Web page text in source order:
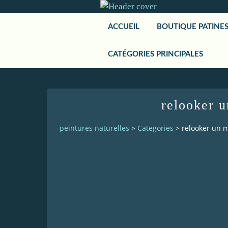
ACCUEIL BOUTIQUE
CATÉGORIES PRINCIPALES
relooker
peintures naturelles > Categories > relooker un